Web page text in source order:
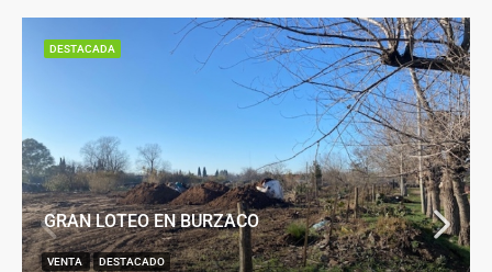
GRAN LOTEO EN BURZACO
VENTA DESTACADO
DESTACADA